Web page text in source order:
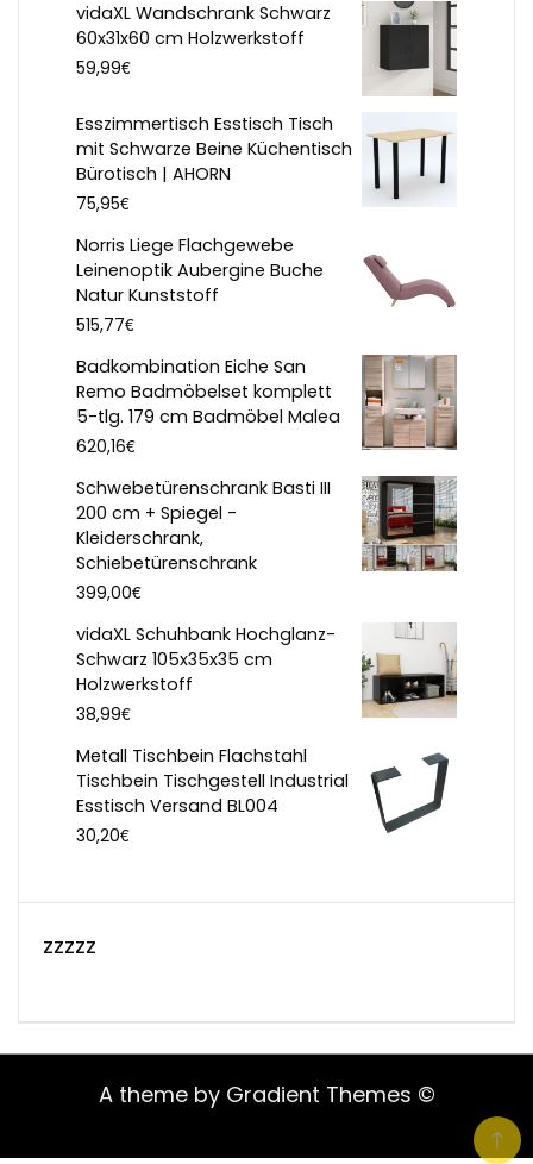
vidaXL Wandschrank Schwarz
60x31x60 cm Holzwerkstoff
59,99€
Esszimmertisch Esstisch Tisch
mit Schwarze Beine Küchentisch
Bürotisch | AHORN
75,95€
Norris Liege Flachgewebe
Leinenoptik Aubergine Buche
Natur Kunststoff
515,77€
Badkombination Eiche San
Remo Badmöbelset komplett
5-tlg. 179 cm Badmöbel Malea
620,16€
Schwebetürenschrank Basti III
200 cm + Spiegel -
Kleiderschrank,
Schiebetürenschrank
399,00€
vidaXL Schuhbank Hochglanz-
Schwarz 105x35x35 cm
Holzwerkstoff
38,99€
Metall Tischbein Flachstahl
Tischbein Tischgestell Industrial
Esstisch Versand BL004
30,20€
zzzzz
A theme by Gradient Themes ©